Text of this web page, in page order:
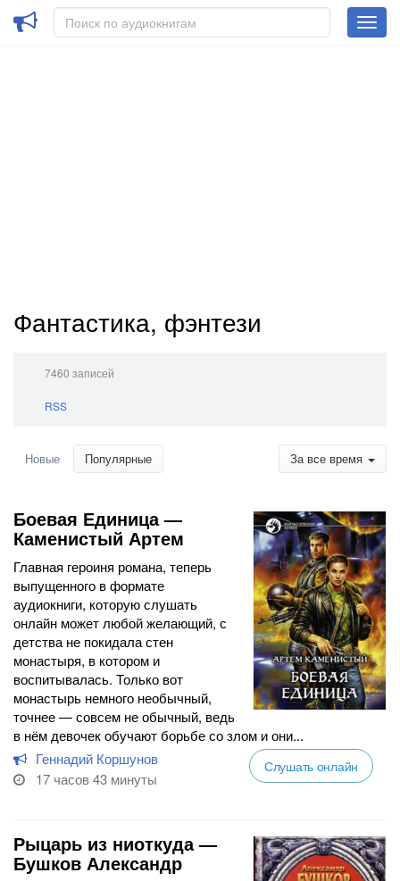
Фантастика, фэнтези
7460 записей
RSS
Новые Популярные За все время
Боевая Единица —
Каменистый Артем
Главная героиня романа, теперь
выпущенного в формате
аудиокниги, которую слушать
онлайн может любой желающий, с
детства не покидала стен
монастыря, в котором и
воспитывалась. Только вот
монастырь немного необычный,
точнее — совсем не обычный, ведь
в нём девочек обучают борьбе со злом и они...
Геннадий Коршунов
17 часов 43 минуты
Слушать онлайн
Рыцарь из ниоткуда —
Бушков Александр